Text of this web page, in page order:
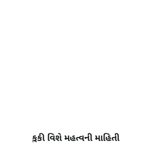
કુકી વિશે મહત્વની માહિતી